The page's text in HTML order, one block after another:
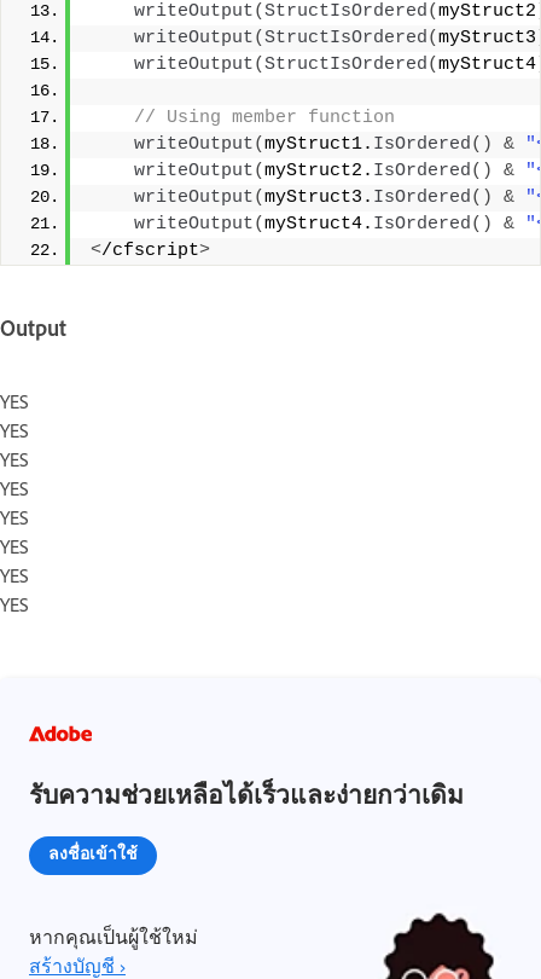
writeOutput(StructIsOrdered(myStruct2
writeOutput(StructIsOrdered(myStruct3
writeOutput(StructIsOrdered(myStruct4
// Using member function
writeOutput(myStruct1. IsOrdered() &
writeOutput(myStruct2. IsOrdered() &
writeOutput(myStruct3. IsOrdered() &
writeOutput(myStruct4. IsOrdered() &
</cfscript>
Output
YES
YES
YES
YES
YES
YES
YES
YES
รับความช่วยเหลือได้เร็วและง่ายกว่าเดิม
ลงชื่อเข้าใช้
หากคุณเป็นผู้ใช้ใหม่
สร้างบัญชี ›